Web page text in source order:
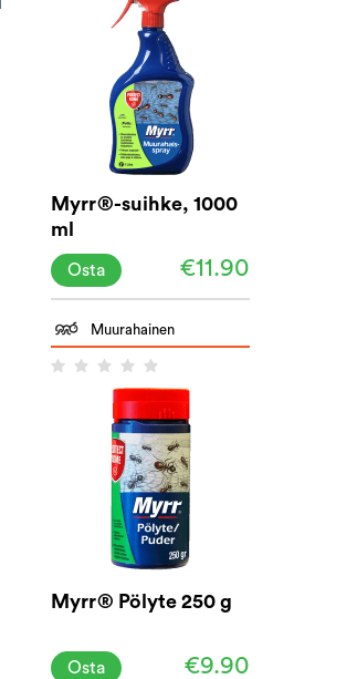
Myrr®-suihke, 1000
ml
€11.90
Osta
Muurahainen
Myrr® Pölyte 250 g
€9.90
Osta